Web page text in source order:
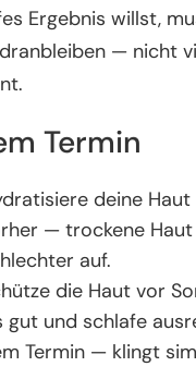
Ergebnis willst,
— nicht
Termin
deine Haut
— trockene
auf.
die Haut vor
gut und schlafe
Termin — klingt